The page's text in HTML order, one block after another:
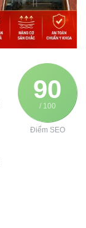
90
/ 100
Điểm SEO